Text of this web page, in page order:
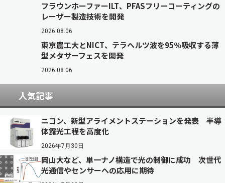
フラウンホーファーILT、PFASフリーコーティングの
レーザー製造技術を開発
2026.08.06
東京農工大とNICT、テラヘルツ波を95％吸収する薄
型メタサーフェスを開発
2026.08.06
人気記事
ニコン、新型アライメントステーションを発表 半導
体露光工程を高度化
2026年7月30日
岡山大など、単一ナノ構造で光の制御に成功 次世代
光通信やセンサーへの応用に期待